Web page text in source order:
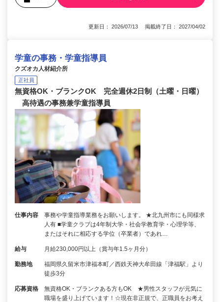
更新日： 2026/07/13 掲載終了日： 2027/04/02
学童の事務・学童指導員
クズオカ人材紹介所
正社員
無資格OK・ブランクOK 完全週休2日制（土曜・日曜）
高待遇の事務兼学童指導員
仕事内容
事務や学童指導業務をお願いします。 ★北九州市にも同様求
人有 ■学童クラブは4年制大学・社会学教育学・心理学等、
またはそれに相応する学位（卒業者）であれ…
給与 月給230,000円以上（賞与年1.5ヶ月分）
勤務地
福岡県久留米市津福本町／西鉄天神大牟田線「津福駅」より
徒歩3分
応募資格
無資格OK・ブランクある方もOK ★男性スタッフが元気に
職場を盛り上げています！☆現在非正規で、正職員をお考え